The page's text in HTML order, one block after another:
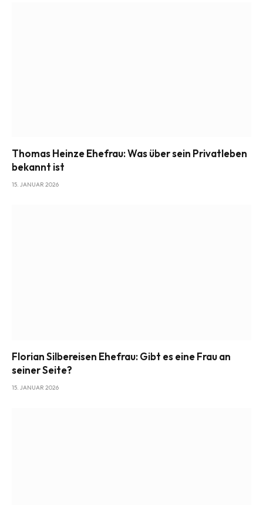
Thomas Heinze Ehefrau: Was über sein Privatleben
bekannt ist
15. JANUAR 2026
Florian Silbereisen Ehefrau: Gibt es eine Frau an
seiner Seite?
15. JANUAR 2026